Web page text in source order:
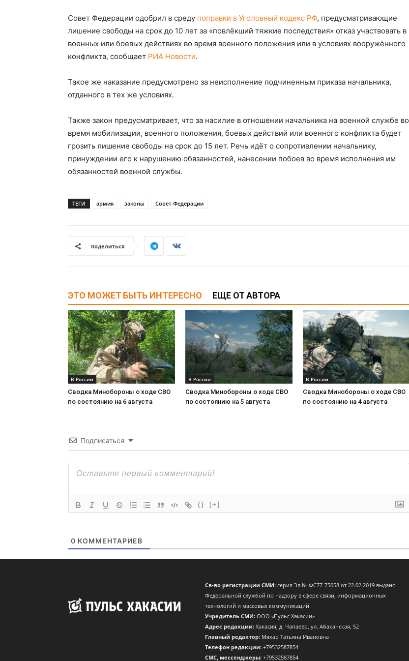
Совет Федерации одобрил в среду поправки в Уголовный кодекс РФ, предусматривающие
лишение свободы на срок до 10 лет за «повлёкший тяжкие последствия» отказ участвовать в
военных или боевых действиях во время военного положения или в условиях вооружённого
конфликта, сообщает РИА Новости.
Такое же наказание предусмотрено за неисполнение подчиненным приказа начальника,
отданного в тех же условиях.
Также закон предусматривает, что за насилие в отношении начальника на военной службе во
время мобилизации, военного положения, боевых действий или военного конфликта будет
грозить лишение свободы на срок до 15 лет. Речь идёт о сопротивлении начальнику,
принуждении его к нарушению обязанностей, нанесении побоев во время исполнения им
обязанностей военной службы.
ТЕГИ армия законы Совет Федерации
поделиться
ЭТО МОЖЕТ БЫТЬ ИНТЕРЕСНО ЕЩЕ ОТ АВТОРА
В России
Сводка Минобороны о ходе СВО
по состоянию на 6 августа
В России
Сводка Минобороны о ходе СВО
по состоянию на 5 августа
В России
Сводка Минобороны о ходе СВО
по состоянию на 4 августа
Подписаться
{} [+]
0 КОММЕНТАРИЕВ
Св-во регистрации СМИ: серия Эл № ФС77-75058 от 22.02.2019 выдано
Федеральной службой по надзору в сфере связи, информационных
технологий и массовых коммуникаций
Учредитель СМИ: ООО «Пульс Хакасии»
Адрес редакции: Хакасия, д. Чапаево, ул. Абаканская, 52
Главный редактор: Мяхар Татьяна Ивановна
Телефон редакции: +79532587854
CМС, мессенджеры: +79532587854